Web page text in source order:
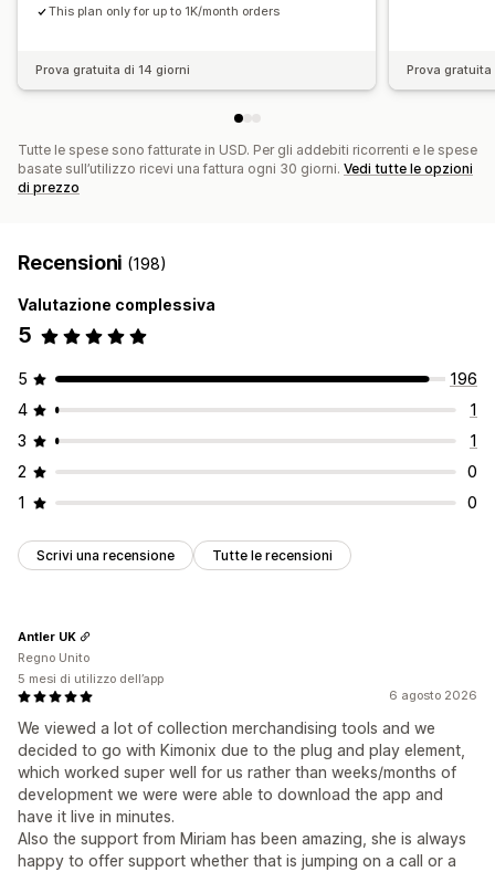
This plan only for up to 1K/month orders
Prova gratuita di 14 giorni Prova
Tutte le spese sono fatturate in USD. Per gli addebiti ricorrenti e le spese
basate sull’utilizzo ricevi una fattura ogni 30 giorni. Vedi tutte le opzioni
di prezzo
Recensioni (198)
Valutazione complessiva
5
5
196
4
1
3
1
2
0
1
0
Scrivi una recensione Tutte le recensioni
6 agosto 2026
We viewed a lot of collection merchandising tools and we
decided to go with Kimonix due to the plug and play element,
which worked super well for us rather than weeks/months of
development we were were able to download the app and
have it live in minutes.
Also the support from Miriam has been amazing, she is always
happy to offer support whether that is jumping on a call or a
Antler UK
Regno Unito
5 mesi di utilizzo dell’app